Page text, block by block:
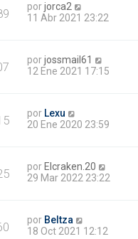
porjorca2
11 Abr 2021 23:22
porjossmail61
12 Ene 2021 17:15
por Lexu
20 Ene 2020 23:59
por Elcraken.20
29 Mar 2022 23:22
por Beltza
18 Oct 2021 12:12